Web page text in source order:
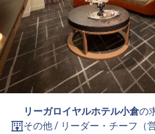
ご利用の流れ
よくある質問
ホテル・宿泊業界情報コ
リーガロイヤルホテル小倉の
その他/ リーダー・チーフ（